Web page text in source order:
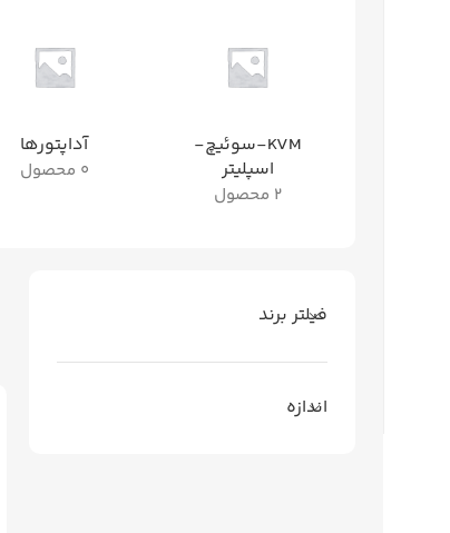
KVM-سوئیچ-
اسپلیتر
2 محصول
آداپتورها
0 محصول
فیلتر برند
اندازه